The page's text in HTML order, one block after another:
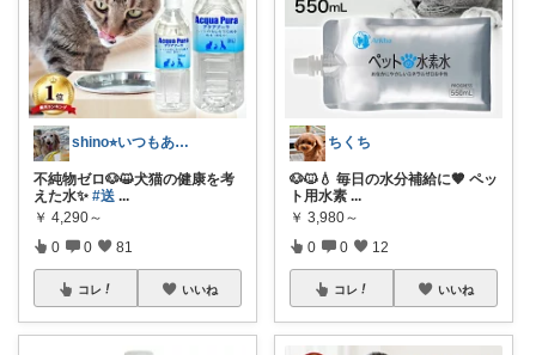
shino⭐︎いつもありがとう🐶🐾
不純物ゼロ🐶😺犬猫の健康を考
えた水✨ #送 ...
￥ 4,290～
0 0 81
コレ いいね
ちくち
🐶🐱💧 毎日の水分補給に🤎 ペッ
ト用水素 ...
￥ 3,980～
0 0 12
コレ いいね